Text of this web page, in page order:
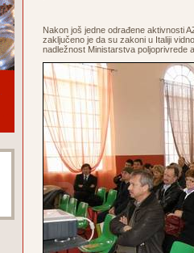
Nakon još jedne odrađene aktivnosti
zaključeno je da su zakoni u Italiji
nadležnost Ministarstva poljoprivrede